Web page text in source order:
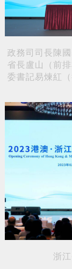
政務司司長陳
省長盧山（前
委書記易煉紅
浙